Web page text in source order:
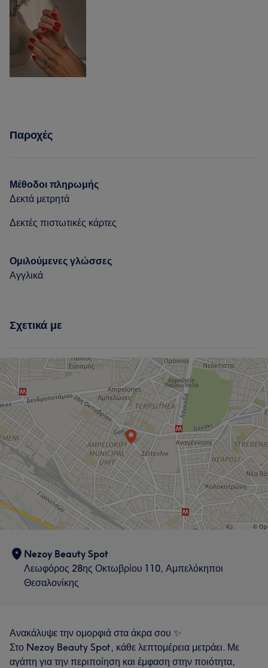
Παροχές
Μέθοδοι πληρωμής
Δεκτά μετρητά
Δεκτές πιστωτικές κάρτες
Ομιλούμενες γλώσσες
Αγγλικά
Σχετικά με
Nezoy Beauty Spot
Λεωφόρος 28ης Οκτωβρίου 110, Αμπελόκηποι
Θεσαλονίκης
Ανακάλυψε την ομορφιά στα άκρα σου ✨
Στο Nezoy Beauty Spot, κάθε λεπτομέρεια μετράει. Με
αγάπη για την περιποίηση και έμφαση στην ποιότητα,